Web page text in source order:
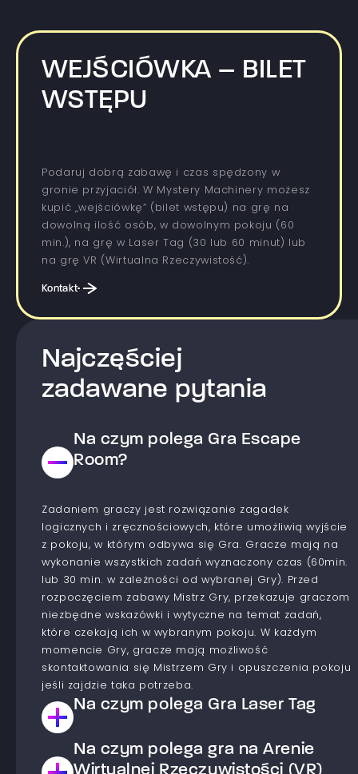
WEJŚCIÓWKA – BILET
WSTĘPU
Podaruj dobrą zabawę i czas spędzony w
gronie przyjaciół. W Mystery Machinery możesz
kupić „wejściówkę” (bilet wstępu) na grę na
dowolną ilość osób, w dowolnym pokoju (60
min.), na grę w Laser Tag (30 lub 60 minut) lub
na grę VR (Wirtualna Rzeczywistość).
Kontakt
Najczęściej
zadawane pytania
Na czym polega Gra Escape
Room?
Zadaniem graczy jest rozwiązanie zagadek
logicznych i zręcznościowych, które umożliwią wyjście
z pokoju, w którym odbywa się Gra. Gracze mają na
wykonanie wszystkich zadań wyznaczony czas (60min.
lub 30 min. w zależności od wybranej Gry). Przed
rozpoczęciem zabawy Mistrz Gry, przekazuje graczom
niezbędne wskazówki i wytyczne na temat zadań,
które czekają ich w wybranym pokoju. W każdym
momencie Gry, gracze mają możliwość
skontaktowania się Mistrzem Gry i opuszczenia pokoju
jeśli zajdzie taka potrzeba.
Na czym polega Gra Laser Tag
Jest to Gra typu paintball laserowy. Gracze dzielą się
na drużyny, które współzawodniczą ze sobą aby
Na czym polega gra na Arenie
Wirtualnej Rzeczywistości (VR)